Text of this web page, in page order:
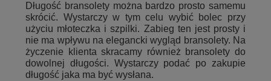
Długość bransolety można bardzo prosto samemu
skrócić. Wystarczy w tym celu wybić bolec przy
użyciu młoteczka i szpilki. Zabieg ten jest prosty i
nie ma wpływu na elegancki wygląd bransolety. Na
życzenie klienta skracamy również bransolety do
dowolnej długości. Wystarczy podać po zakupie
długość jaka ma być wysłana.